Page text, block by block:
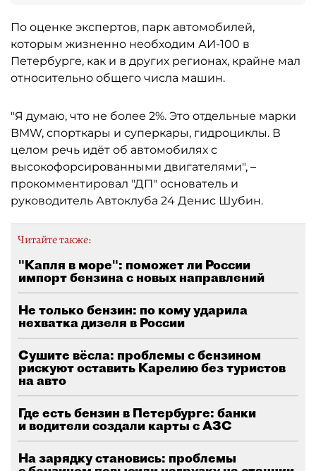
По оценке экспертов, парк автомобилей,
которым жизненно необходим АИ-100 в
Петербурге, как и в других регионах, крайне мал
относительно общего числа машин.
"Я думаю, что не более 2%. Это отдельные марки
BMW, спорткары и суперкары, гидроциклы. В
целом речь идёт об автомобилях с
высокофорсированными двигателями", –
прокомментировал "ДП" основатель и
руководитель Автоклуба 24 Денис Шубин.
Читайте также:
"Капля в море": поможет ли России
импорт бензина с новых направлений
Не только бензин: по кому ударила
нехватка дизеля в России
Сушите вёсла: проблемы с бензином
рискуют оставить Карелию без туристов
на авто
Где есть бензин в Петербурге: банки
и водители создали карты с АЗС
На зарядку становись: проблемы